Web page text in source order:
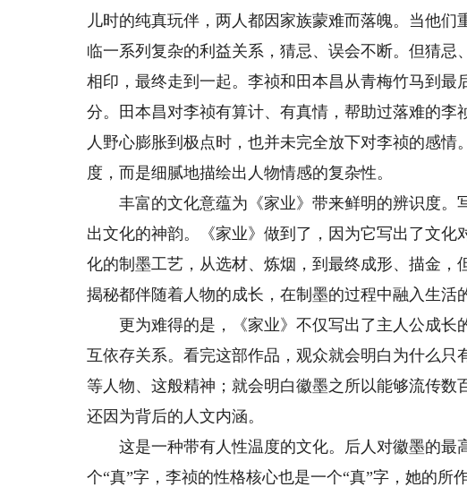
儿时的纯真玩伴，两人都因家族蒙难而落魄。当他
临一系列复杂的利益关系，猜忌、误会不断。但猜
相印，最终走到一起。李祯和田本昌从青梅竹马到
分。田本昌对李祯有算计、有真情，帮助过落难的
人野心膨胀到极点时，也并未完全放下对李祯的感
度，而是细腻地描绘出人物情感的复杂性。
丰富的文化意蕴为《家业》带来鲜明的辨识度。
出文化的神韵。《家业》做到了，因为它写出了文
化的制墨工艺，从选材、炼烟，到最终成形、描金
揭秘都伴随着人物的成长，在制墨的过程中融入生活
更为难得的是，《家业》不仅写出了主人公成长
互依存关系。看完这部作品，观众就会明白为什么
等人物、这般精神；就会明白徽墨之所以能够流传数
还因为背后的人文内涵。
这是一种带有人性温度的文化。后人对徽墨的最
个“真”字，李祯的性格核心也是一个“真”字，她的